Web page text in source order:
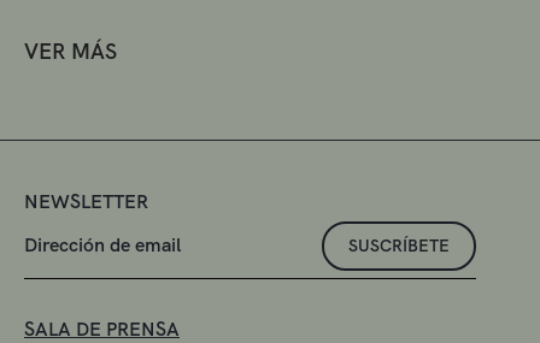
VER MÁS
NEWSLETTER
SUSCRÍBETE
SALA DE PRENSA